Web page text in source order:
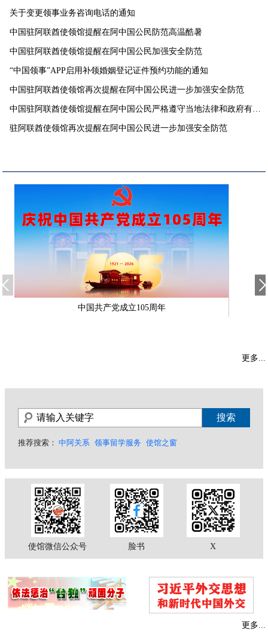
关于变更领事业务咨询电话的通知
中国驻阿联酋使领馆提醒在阿中国公民防范高温酷暑
中国驻阿联酋使领馆提醒在阿中国公民加强安全防范
“中国领事”APP启用补领婚姻登记证件预约功能的通知
中国驻阿联酋使领馆再次提醒在阿中国公民进一步加强安全防范
中国驻阿联酋使领馆提醒在阿中国公民严格遵守当地法律和政府有关
要求
驻阿联酋使领馆再次提醒在阿中国公民进一步加强安全防范
中国共产党成立105周年
更多...
推荐搜索： 中阿关系 领事留学服务 使馆之窗
使馆微信公众号 脸书 X
更多...